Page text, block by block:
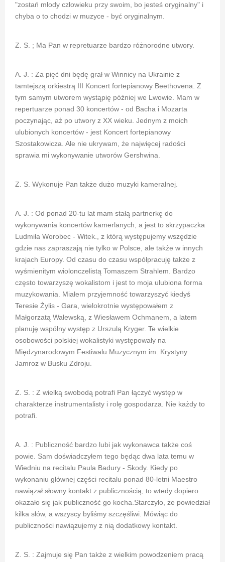
"zostań młody człowieku przy swoim, bo jesteś oryginalny" i
chyba o to chodzi w muzyce - być oryginalnym.
Z. S. ; Ma Pan w repretuarze bardzo różnorodne utwory.
A. J. : Za pięć dni będę grał w Winnicy na Ukrainie z
tamtejszą orkiestrą III Koncert fortepianowy Beethovena. Z
tym samym utworem wystąpię później we Lwowie. Mam w
repertuarze ponad 30 koncertów - od Bacha i Mozarta
poczynając, aż po utwory z XX wieku. Jednym z moich
ulubionych koncertów - jest Koncert fortepianowy
Szostakowicza. Ale nie ukrywam, że najwięcej radości
sprawia mi wykonywanie utworów Gershwina.
Z. S. Wykonuje Pan także dużo muzyki kameralnej.
A. J. : Od ponad 20-tu lat mam stałą partnerkę do
wykonywania koncertów kamerlanych, a jest to skrzypaczka
Ludmiła Worobec - Witek., z którą występujemy wszędzie
gdzie nas zapraszają nie tylko w Polsce, ale także w innych
krajach Europy. Od czasu do czasu współpracuję także z
wyśmienitym wiolonczelistą Tomaszem Strahlem. Bardzo
często towarzyszę wokalistom i jest to moja ulubiona forma
muzykowania. Miałem przyjemność towarzyszyć kiedyś
Teresie Żylis - Gara, wielokrotnie występowałem z
Małgorzatą Walewską, z Wiesławem Ochmanem, a latem
planuję wspólny występ z Urszulą Kryger. Te wielkie
osobowości polskiej wokalistyki występowały na
Międzynarodowym Festiwalu Muzycznym im. Krystyny
Jamroz w Busku Zdroju.
Z. S. : Z wielką swobodą potrafi Pan łączyć występ w
charakterze instrumentalisty i rolę gospodarza. Nie każdy to
potrafi.
A. J. : Publiczność bardzo lubi jak wykonawca także coś
powie. Sam doświadczyłem tego będąc dwa lata temu w
Wiedniu na recitalu Paula Badury - Skody. Kiedy po
wykonaniu głównej części recitalu ponad 80-letni Maestro
nawiązał słowny kontakt z publicznością, to wtedy dopiero
okazało się jak publiczność go kocha.Starczyło, że powiedział
kilka słów, a wszyscy byliśmy szczęśliwi. Mówiąc do
publiczności nawiązujemy z nią dodatkowy kontakt.
Z. S. : Zajmuje się Pan także z wielkim powodzeniem pracą